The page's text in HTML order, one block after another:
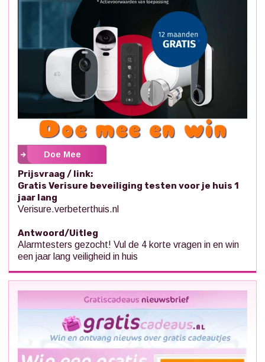
Doe Mee
Prijsvraag / link:
Gratis Verisure beveiliging testen voor je huis 1
jaar lang
Verisure.verbeterthuis.nl
Antwoord/Uitleg
Alarmtesters gezocht! Vul de 4 korte vragen in en win
een jaar lang veiligheid in huis